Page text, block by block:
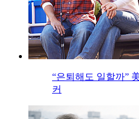
“은퇴해도 일할까”
커